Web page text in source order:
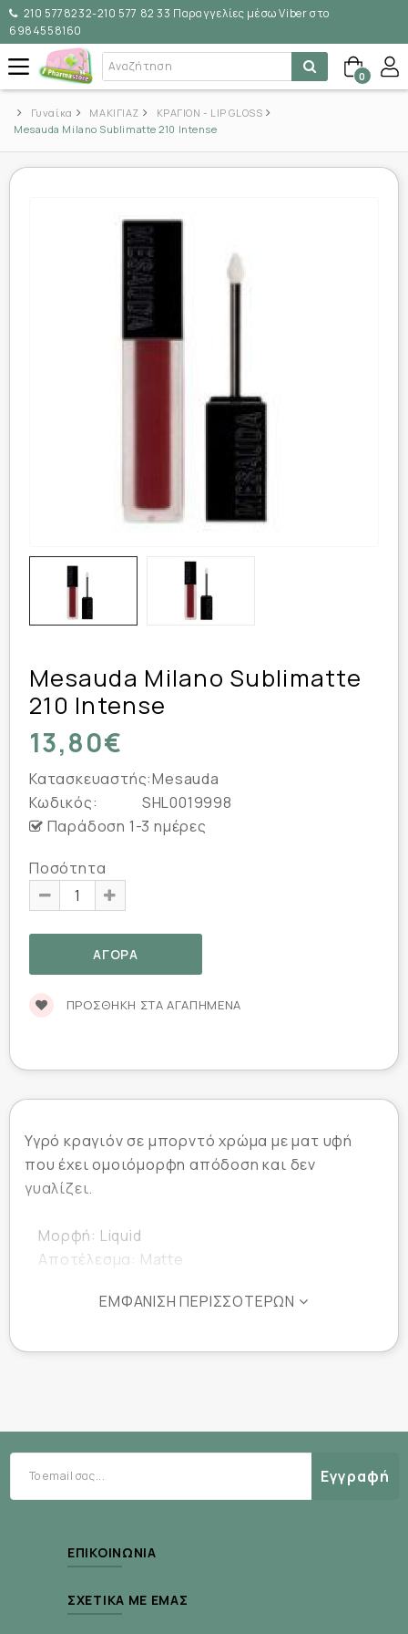
210 5778232-210 577 82 33 Παραγγελίες μέσω Viber στο
6984558160
0
Γυναίκα ΜΑΚΙΓΙΑΖ
ΚΡΑΓΙΟΝ - LIP GLOSS
Mesauda Milano Sublimatte 210 Intense
Mesauda Milano Sublimatte
210 Intense
13,80€
Κατασκευαστής:Mesauda
Κωδικός:
SHL0019998
Παράδοση 1-3 ημέρες
Ποσότητα
ΠΡΟΣΘΉΚΗ ΣΤΑ ΑΓΑΠΗΜΈΝΑ
Υγρό κραγιόν σε μπορντό χρώμα με ματ υφή
που έχει ομοιόμορφη απόδοση και δεν
γυαλίζει.
Μορφή: Liquid
Aποτέλεσμα: Matte
ΕΜΦΆΝΙΣΗ ΠΕΡΙΣΣΌΤΕΡΩΝ
Εγγραφή
ΕΠΙΚΟΙΝΩΝΊΑ
ΣΧΕΤΙΚΆ ΜΕ ΕΜΆΣ